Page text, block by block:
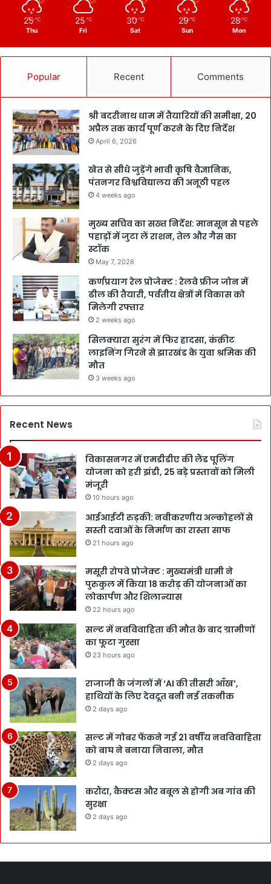
25 ℃
Thu
25 ℃
Fri
30 ℃
Sat
29 ℃
Sun
28 ℃
Mon
Popular Recent Comments
श्री बदरीनाथ धाम में तैयारियों की समीक्षा, 20
अप्रैल तक कार्य पूर्ण करने के दिए निर्देश
April 6, 2026
खेत से सीधे जुड़ेंगे भावी कृषि वैज्ञानिक,
पंतनगर विश्वविद्यालय की अनूठी पहल
4 weeks ago
मुख्य सचिव का सख्त निर्देश: मानसून से पहले
पहाड़ों में जुटा लें राशन, तेल और गैस का
स्टॉक
May 7, 2026
कर्णप्रयाग रेल प्रोजेक्ट : रेलवे फ्रीज जोन में
ढील की तैयारी, पर्वतीय क्षेत्रों में विकास को
मिलेगी रफ्तार
2 weeks ago
सिलक्यारा सुरंग में फिर हादसा, कंक्रीट
लाइनिंग गिरने से झारखंड के युवा श्रमिक की
मौत
3 weeks ago
Recent News
विकासनगर में एमडीडीए की लैंड पूलिंग
योजना को हरी झंडी, 25 बड़े प्रस्तावों को मिली
मंजूरी
10 hours ago
आईआईटी रुड़की: नवीकरणीय अल्कोहलों से
सस्ती दवाओं के निर्माण का रास्ता साफ
21 hours ago
मसूरी रोपवे प्रोजेक्ट : मुख्‍यमंत्री धामी ने
पुरुकुल में किया 18 करोड़ की योजनाओं का
लोकार्पण और शिलान्यास
22 hours ago
सल्ट में नवविवाहिता की मौत के बाद ग्रामीणों
का फूटा गुस्सा
23 hours ago
राजाजी के जंगलों में ‘AI की तीसरी आँख’,
हाथियों के लिए देवदूत बनी नई तकनीक
2 days ago
सल्ट में गोबर फेंकने गई 21 वर्षीय नवविवाहिता
को बाघ ने बनाया निवाला, मौत
2 days ago
करौंदा, कैक्टस और बबूल से होगी अब गांव की
सुरक्षा
2 days ago